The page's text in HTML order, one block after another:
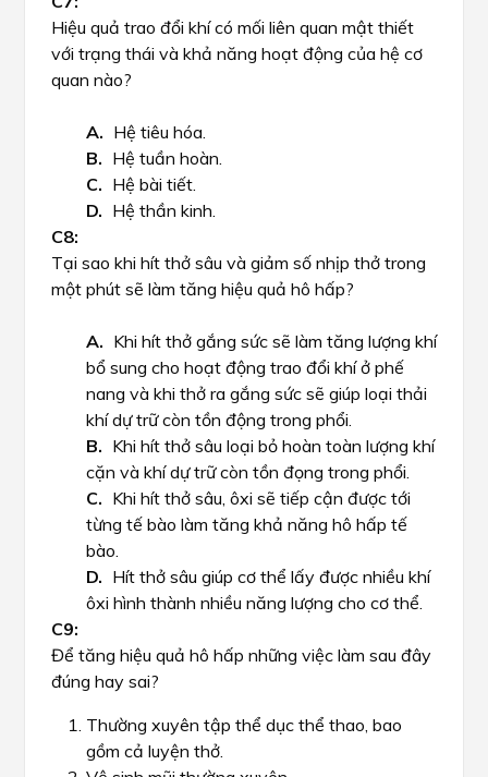
Hiệu quả trao đổi khí có mối liên quan mật thiết
với trạng thái và khả năng hoạt động của hệ cơ
quan nào?
Hệ tiêu hóa.
Hệ tuần hoàn.
Hệ bài tiết.
Hệ thần kinh.
Tại sao khi hít thở sâu và giảm số nhịp thở trong
một phút sẽ làm tăng hiệu quả hô hấp?
Khi hít thở gắng sức sẽ làm tăng lượng khí
bổ sung cho hoạt động trao đổi khí ở phế
nang và khi thở ra gắng sức sẽ giúp loại thải
khí dự trữ còn tồn động trong phổi.
Khi hít thở sâu loại bỏ hoàn toàn lượng khí
cặn và khí dự trữ còn tồn đọng trong phổi.
Khi hít thở sâu, ôxi sẽ tiếp cận được tới
từng tế bào làm tăng khả năng hô hấp tế
bào.
Hít thở sâu giúp cơ thể lấy được nhiều khí
ôxi hình thành nhiều năng lượng cho cơ thể.
Để tăng hiệu quả hô hấp những việc làm sau đây
đúng hay sai?
Thường xuyên tập thể dục thể thao, bao
gồm cả luyện thở.